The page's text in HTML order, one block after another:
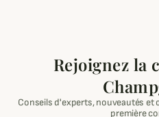
Rejoignez la
Conseils d'experts, nouveautés
première